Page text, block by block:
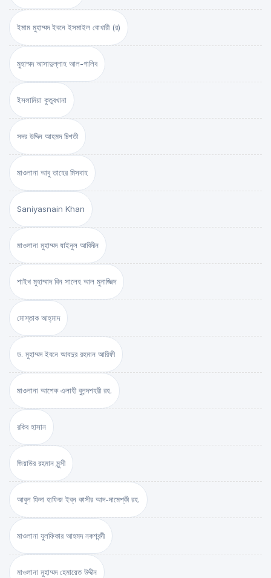
ইমাম মুহাম্মদ ইবনে ইসমাইল বোখারী (র)
মুহাম্মদ আসাদুল্লাহ আল-গালিব
ইসলামিয়া কুতুবখানা
সদর উদ্দিন আহমদ চিশতী
মাওলানা আবু তাহের মিসবাহ
Saniyasnain Khan
মাওলানা মুহাম্মদ যাইনুল আবিদীন
শাইখ মুহাম্মাদ বিন সালেহ আল মুনাজ্জিদ
মোস্তাক আহ্‌মাদ
ড. মুহাম্মদ ইবনে আবদুর রহমান আরিফী
মাওলানা আশেক এলাহী বুলন্দশহরী রহ.
রকিব হাসান
জিয়াউর রহমান মুন্সী
আবুল ফিদা হাফিজ ইব্‌ন কাসীর আদ-দামেশ্‌কী রহ.
মাওলানা যুলফিকার আহমদ নকশবন্দী
মাওলানা মুহাম্মদ হেমায়েত উদ্দীন